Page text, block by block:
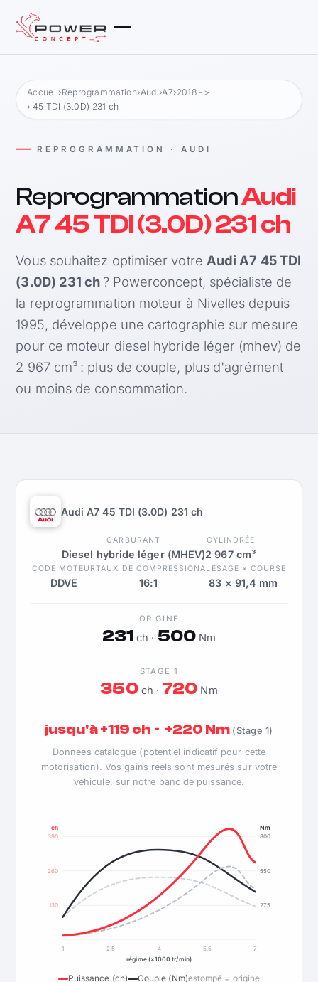
Accueil›Reprogrammation›Audi›A7›2018 ->
› 45 TDI (3.0D) 231 ch
REPROGRAMMATION · AUDI
ReprogrammationAudi
A7 45 TDI (3.0D) 231 ch
Vous souhaitez optimiser votre Audi A7 45 TDI
(3.0D) 231 ch ? Powerconcept, spécialiste de
la reprogrammation moteur à Nivelles depuis
1995, développe une cartographie sur mesure
pour ce moteur diesel hybride léger (mhev) de
2 967 cm³ : plus de couple, plus d'agrément
ou moins de consommation.
Audi A7 45 TDI (3.0D) 231 ch
CARBURANT
Diesel hybride léger (MHEV)
CYLINDRÉE
2 967 cm³
CODE MOTEUR
DDVE
TAUX DE COMPRESSION
16:1
ALÉSAGE × COURSE
83 × 91,4 mm
ORIGINE
231 ch · 500Nm
STAGE 1
350ch · 720 Nm
jusqu'à +119 ch · +220 Nm (Stage 1)
Données catalogue (potentiel indicatif pour cette
motorisation). Vos gains réels sont mesurés sur votre
véhicule, sur notre banc de puissance.
130
260
390
275
550
800
ch Nm
1 2,5 4 5,5
7
régime (×1000 tr/min)
Puissance (ch) Couple (Nm)estompé = origine